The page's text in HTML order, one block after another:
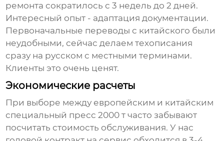
ремонта сократилось с 3 недель до 2 дней.
Интересный опыт - адаптация документации.
Первоначальные переводы с китайского были
неудобными, сейчас делаем техописания
сразу на русском с местными терминами.
Клиенты это очень ценят.
Экономические расчеты
При выборе между европейским и китайским
специальный пресс 2000 т часто забывают
посчитать стоимость обслуживания. У нас